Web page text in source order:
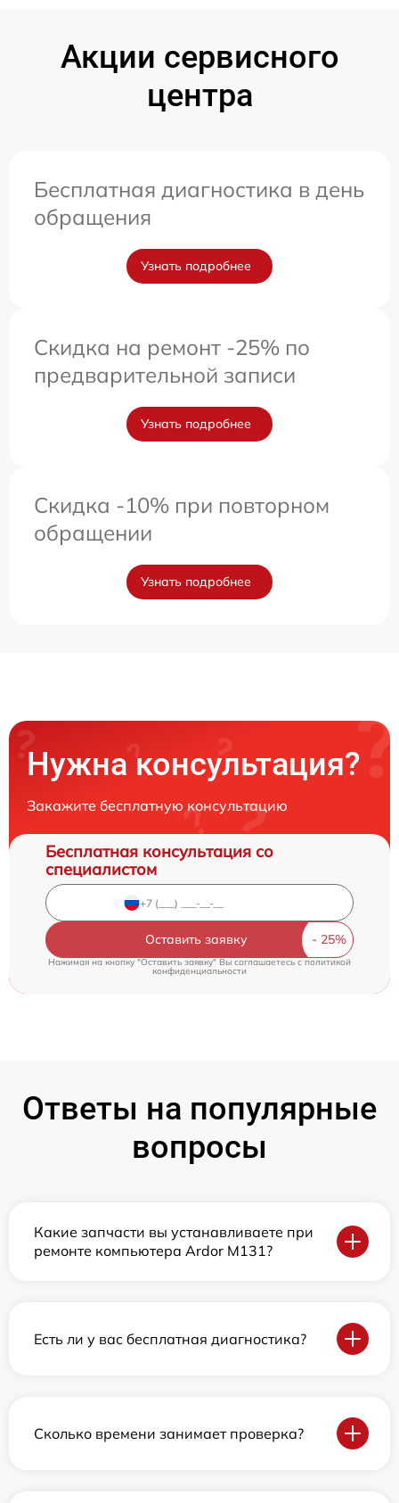
Акции сервисного
центра
Бесплатная диагностика в день
обращения
Узнать подробнее
Скидка на ремонт -25% по
предварительной записи
Узнать подробнее
Скидка -10% при повторном
обращении
Узнать подробнее
Нужна консультация?
Закажите бесплатную консультацию
Бесплатная консультация со
специалистом
Оставить заявку
Нажимая на кнопку "Оставить заявку" Вы соглашаетесь cполитикой
конфиденциальности
Ответы на популярные
вопросы
Какие запчасти вы устанавливаете при
ремонте компьютера Ardor M131?
Есть ли у вас бесплатная диагностика?
Сколько времени занимает проверка?